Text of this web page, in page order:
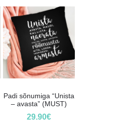
Padi sõnumiga “Unista
– avasta” (MUST)
29.90€